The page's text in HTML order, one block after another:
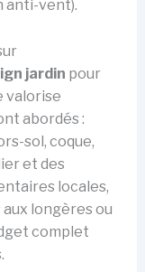
anti-vent).
jardin pour
valorise
abordés :
sol, coque,
et des
locales,
longères ou
complet